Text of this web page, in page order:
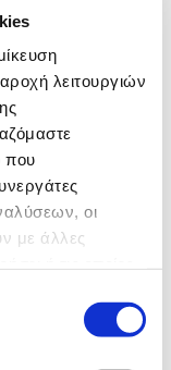
λειτουργιών
που
οι
με άλλες